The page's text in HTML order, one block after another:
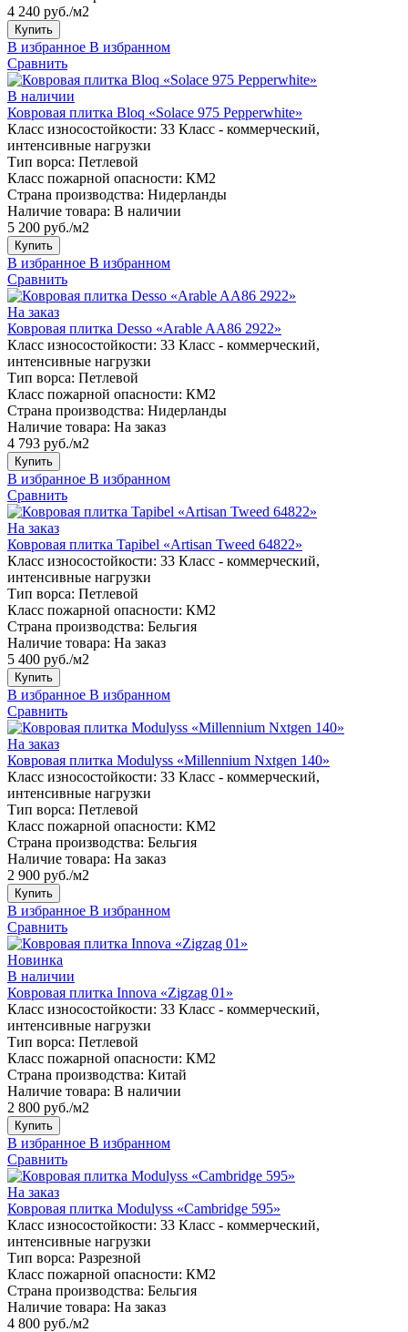
4 240 руб./м2
Купить
В избранное В избранном
Сравнить
В наличии
Ковровая плитка Bloq «Solace 975 Pepperwhite»
Класс износостойкости: 33 Класс - коммерческий,
интенсивные нагрузки
Тип ворса: Петлевой
Класс пожарной опасности: КМ2
Страна производства: Нидерланды
Наличие товара: В наличии
5 200 руб./м2
Купить
В избранное В избранном
Сравнить
На заказ
Ковровая плитка Desso «Arable AA86 2922»
Класс износостойкости: 33 Класс - коммерческий,
интенсивные нагрузки
Тип ворса: Петлевой
Класс пожарной опасности: КМ2
Страна производства: Нидерланды
Наличие товара: На заказ
4 793 руб./м2
Купить
В избранное В избранном
Сравнить
На заказ
Ковровая плитка Tapibel «Artisan Tweed 64822»
Класс износостойкости: 33 Класс - коммерческий,
интенсивные нагрузки
Тип ворса: Петлевой
Класс пожарной опасности: КМ2
Страна производства: Бельгия
Наличие товара: На заказ
5 400 руб./м2
Купить
В избранное В избранном
Сравнить
На заказ
Ковровая плитка Modulyss «Millennium Nxtgen 140»
Класс износостойкости: 33 Класс - коммерческий,
интенсивные нагрузки
Тип ворса: Петлевой
Класс пожарной опасности: КМ2
Страна производства: Бельгия
Наличие товара: На заказ
2 900 руб./м2
Купить
В избранное В избранном
Сравнить
Новинка
В наличии
Ковровая плитка Innova «Zigzag 01»
Класс износостойкости: 33 Класс - коммерческий,
интенсивные нагрузки
Тип ворса: Петлевой
Класс пожарной опасности: КМ2
Страна производства: Китай
Наличие товара: В наличии
2 800 руб./м2
Купить
В избранное В избранном
Сравнить
На заказ
Ковровая плитка Modulyss «Cambridge 595»
Класс износостойкости: 33 Класс - коммерческий,
интенсивные нагрузки
Тип ворса: Разрезной
Класс пожарной опасности: КМ2
Страна производства: Бельгия
Наличие товара: На заказ
4 800 руб./м2